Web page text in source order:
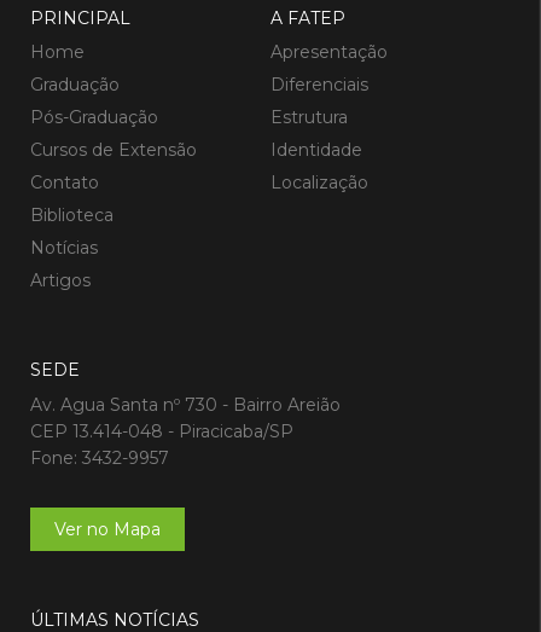
PRINCIPAL
Home
Graduação
Pós-Graduação
Cursos de Extensão
Contato
Biblioteca
Notícias
Artigos
A FATEP
Apresentação
Diferenciais
Estrutura
Identidade
Localização
SEDE
Av. Agua Santa nº 730 - Bairro Areião
CEP 13.414-048 - Piracicaba/SP
Fone: 3432-9957
Ver no Mapa
ÚLTIMAS NOTÍCIAS